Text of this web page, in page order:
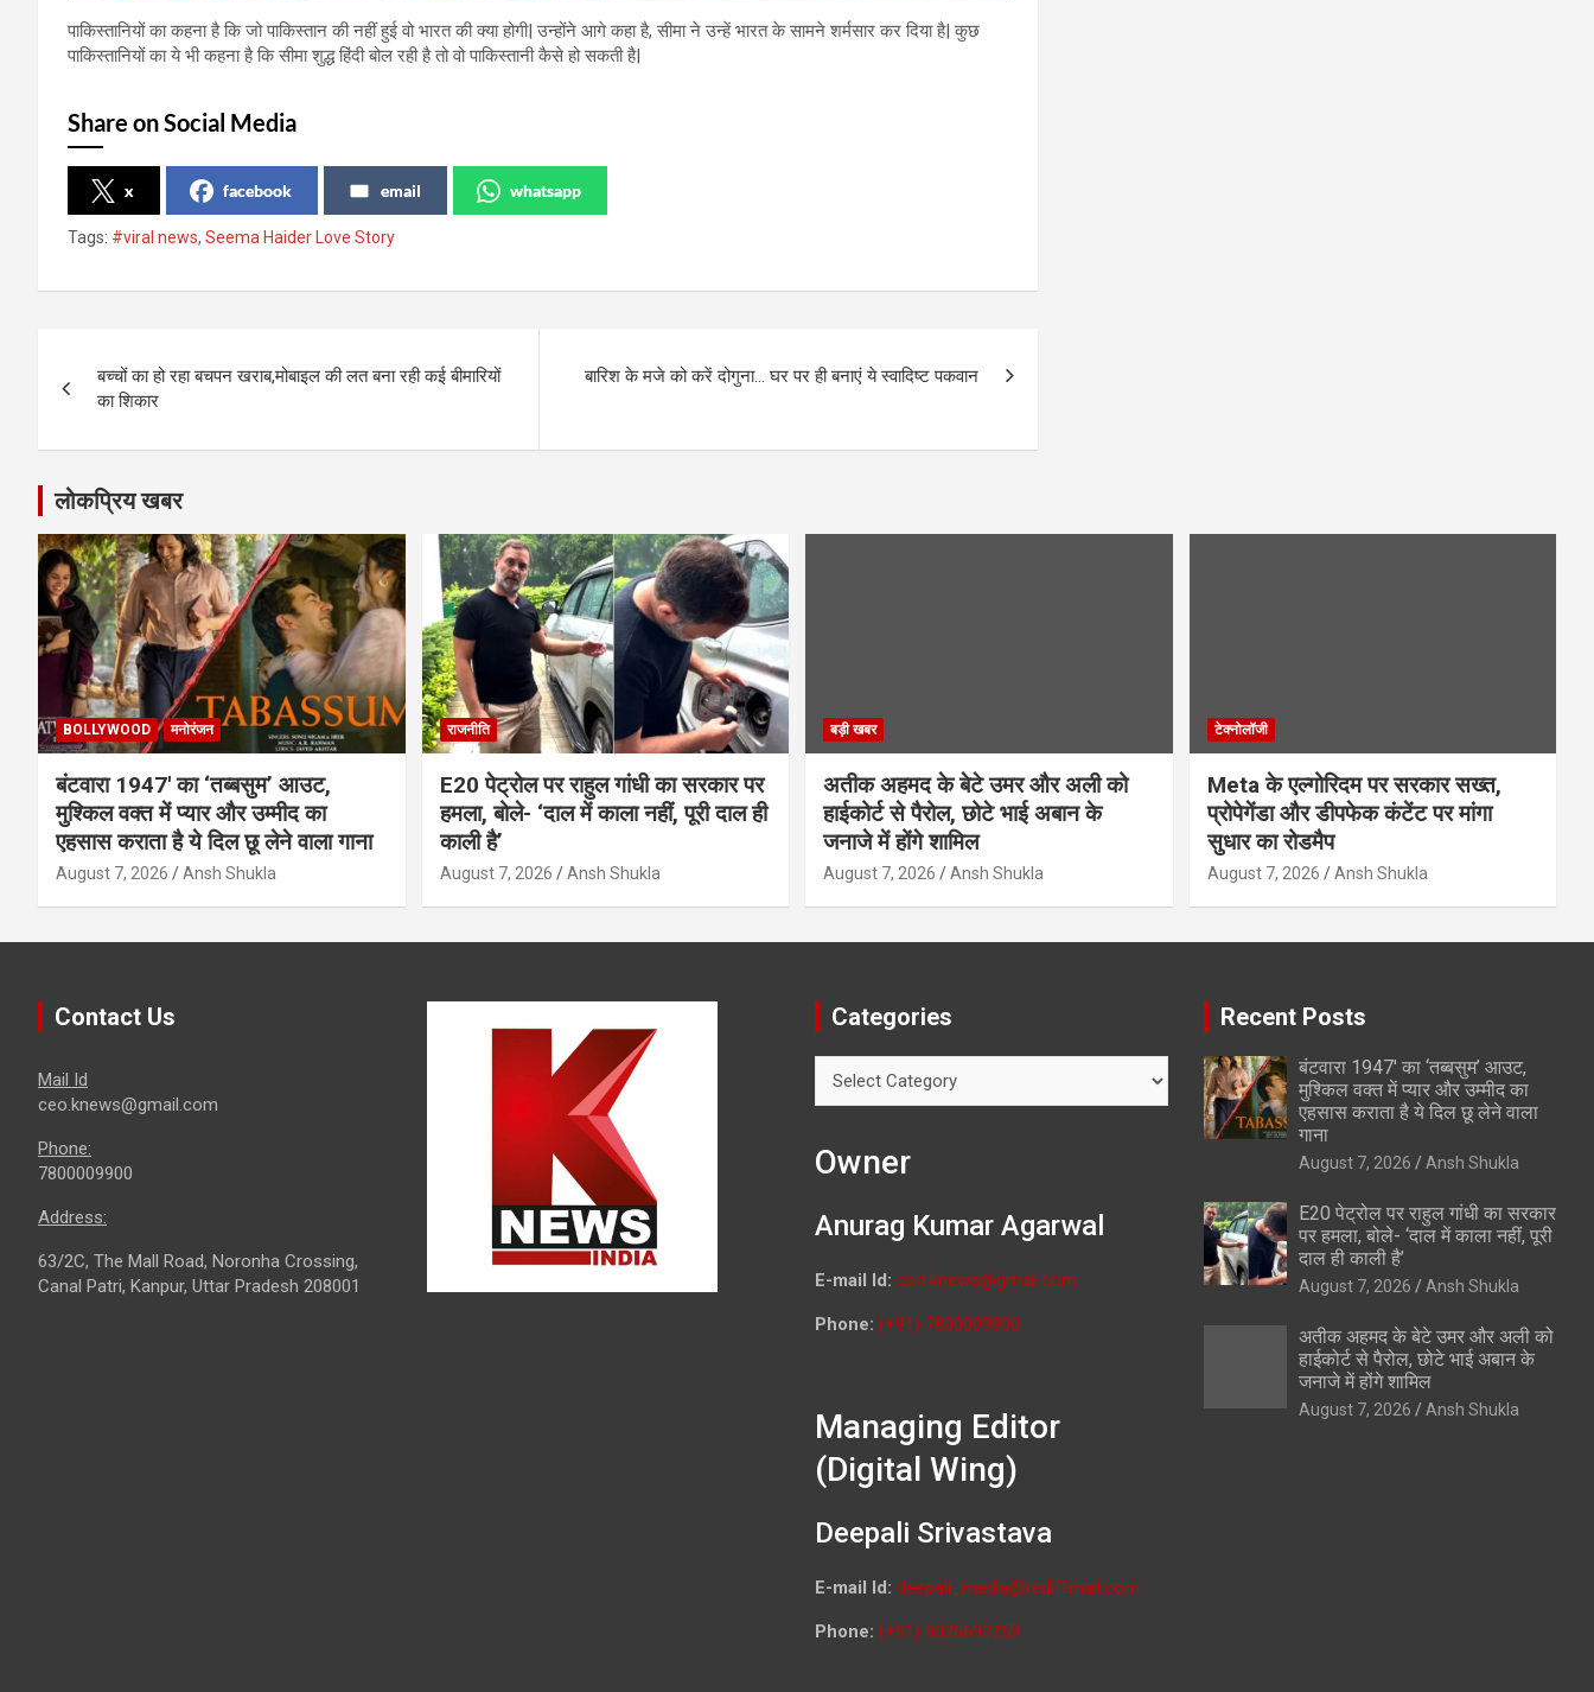
पाकिस्तानियों का कहना है कि जो पाकिस्तान की नहीं हुई वो भारत की क्या होगी| उन्होंने आगे कहा है, सीमा ने उन्हें भारत के सामने शर्मसार कर दिया है| कुछ
पाकिस्तानियों का ये भी कहना है कि सीमा शुद्ध हिंदी बोल रही है तो वो पाकिस्तानी कैसे हो सकती है|
Share on Social Media
x facebook email whatsapp
Tags: #viral news, Seema Haider Love Story
navigation
बच्चों का हो रहा बचपन खराब,मोबाइल की लत बना रही कई बीमारियों
का शिकार
बारिश के मजे को करें दोगुना… घर पर ही बनाएं ये स्वादिष्ट पकवान
लोकप्रिय खबर
BOLLYWOOD मनोरंजन
बंटवारा 1947′ का ‘तब्बसुम’ आउट,
मुश्किल वक्त में प्यार और उम्मीद का
एहसास कराता है ये दिल छू लेने वाला गाना
August 7, 2026 Ansh Shukla
राजनीति
E20 पेट्रोल पर राहुल गांधी का सरकार पर
हमला, बोले- ‘दाल में काला नहीं, पूरी दाल ही
काली है’
August 7, 2026 Ansh Shukla
बड़ी खबर
अतीक अहमद के बेटे उमर और अली को
हाईकोर्ट से पैरोल, छोटे भाई अबान के
जनाजे में होंगे शामिल
August 7, 2026 Ansh Shukla
टेक्नोलॉजी
Meta के एल्गोरिदम पर सरकार सख्त,
प्रोपेगेंडा और डीपफेक कंटेंट पर मांगा
सुधार का रोडमैप
August 7, 2026 Ansh Shukla
Contact Us
Mail Id
ceo.knews@gmail.com
Phone:
7800009900
Address:
63/2C, The Mall Road, Noronha Crossing,
Canal Patri, Kanpur, Uttar Pradesh 208001
Categories
Owner
Anurag Kumar Agarwal
E-mail Id: ceo.knews@gmail.com
Phone: (+91) 7800009900
Managing Editor
(Digital Wing)
Deepali Srivastava
E-mail Id: deepali_media@rediffmail.com
Phone: (+91) 9026692259
Recent Posts
बंटवारा 1947′ का ‘तब्बसुम’ आउट,
मुश्किल वक्त में प्यार और उम्मीद का
एहसास कराता है ये दिल छू लेने वाला
गाना
August 7, 2026 Ansh Shukla
E20 पेट्रोल पर राहुल गांधी का सरकार
पर हमला, बोले- ‘दाल में काला नहीं, पूरी
दाल ही काली है’
August 7, 2026 Ansh Shukla
अतीक अहमद के बेटे उमर और अली को
हाईकोर्ट से पैरोल, छोटे भाई अबान के
जनाजे में होंगे शामिल
August 7, 2026 Ansh Shukla